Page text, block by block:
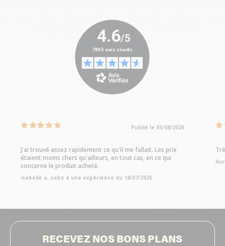
Publié le 05/08/2026
J'ai trouvé assez rapidement ce qu'il me fallait. Les prix
étaient moins chers qu'ailleurs, en tout cas, en ce qui
concerne le produit acheté.
isabelle a, suite à une expérience du 18/07/2026
RECEVEZ NOS BONS PLANS